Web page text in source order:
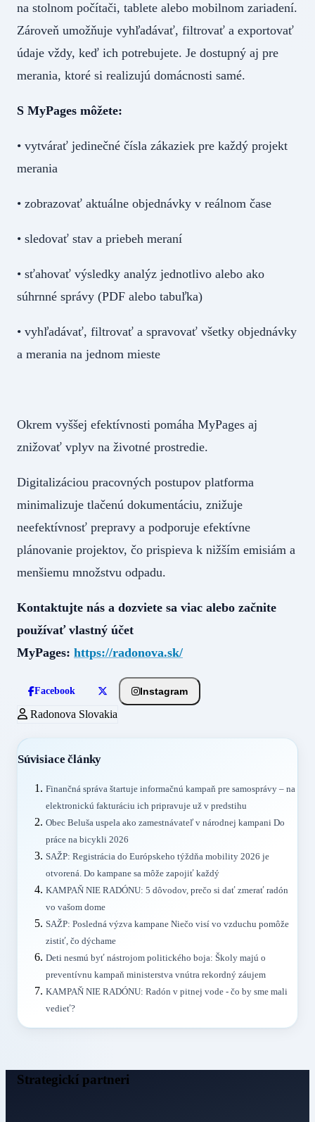
na stolnom počítači, tablete alebo mobilnom zariadení.
Zároveň umožňuje vyhľadávať, filtrovať a exportovať
údaje vždy, keď ich potrebujete. Je dostupný aj pre
merania, ktoré si realizujú domácnosti samé.
S MyPages môžete:
• vytvárať jedinečné čísla zákaziek pre každý projekt
merania
• zobrazovať aktuálne objednávky v reálnom čase
• sledovať stav a priebeh meraní
• sťahovať výsledky analýz jednotlivo alebo ako
súhrnné správy (PDF alebo tabuľka)
• vyhľadávať, filtrovať a spravovať všetky objednávky
a merania na jednom mieste
Okrem vyššej efektívnosti pomáha MyPages aj
znižovať vplyv na životné prostredie.
Digitalizáciou pracovných postupov platforma
minimalizuje tlačenú dokumentáciu, znižuje
neefektívnosť prepravy a podporuje efektívne
plánovanie projektov, čo prispieva k nižším emisiám a
menšiemu množstvu odpadu.
Kontaktujte nás a dozviete sa viac alebo začnite
používať vlastný účet
MyPages: https://radonova.sk/
Facebook Instagram
Radonova Slovakia
Súvisiace články
Finančná správa štartuje informačnú kampaň pre samosprávy – na
elektronickú fakturáciu ich pripravuje už v predstihu
Obec Beluša uspela ako zamestnávateľ v národnej kampani Do
práce na bicykli 2026
SAŽP: Registrácia do Európskeho týždňa mobility 2026 je
otvorená. Do kampane sa môže zapojiť každý
KAMPAŇ NIE RADÓNU: 5 dôvodov, prečo si dať zmerať radón
vo vašom dome
SAŽP: Posledná výzva kampane Niečo visí vo vzduchu pomôže
zistiť, čo dýchame
Deti nesmú byť nástrojom politického boja: Školy majú o
preventívnu kampaň ministerstva vnútra rekordný záujem
KAMPAŇ NIE RADÓNU: Radón v pitnej vode - čo by sme mali
vedieť?
Strategickí partneri